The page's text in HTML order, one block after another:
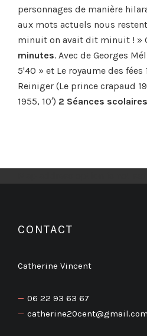
personnages de manière
aux mots actuels nous
minuit on avait dit minuit ! »
minutes. Avec de Georges
5'40 » et Le royaume des fées
Reiniger (Le prince crapaud
1955, 10′) 2 Séances scolaires
CONTACT
Catherine Vincent
06 22 93 63 67
catherine20cent@gmail.com